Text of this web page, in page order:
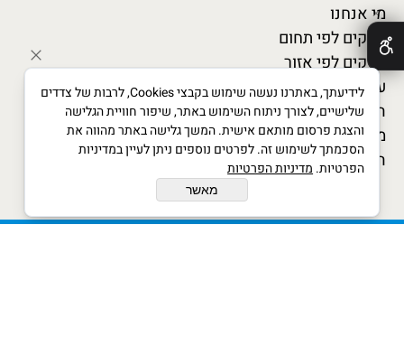
מי אנחנו
עסקים לפי תחום
עסקים לפי אזור
עסקים מומלצים
המגזין העסקי
מדריך לעסקים חדשים
הצטרף כמומחה
✕
לידיעתך, באתרנו נעשה שימוש בקבצי Cookies, לרבות של צדדים
שלישיים, לצורך ניתוח השימוש באתר, שיפור חוויית הגלישה
והצגת פרסום מותאם אישית. המשך גלישה באתר מהווה את
הסכמתך לשימוש זה. לפרטים נוספים ניתן לעיין במדיניות
הפרטיות. מדיניות הפרטיות
מאשר